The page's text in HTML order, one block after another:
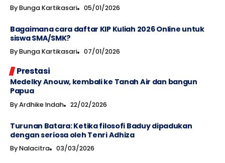
ByBunga Kartikasari 05/01/2026
Bagaimana cara daftar KIP Kuliah 2026 Online untuk
siswa SMA/SMK?
ByBunga Kartikasari 07/01/2026
Prestasi
Medelky Anouw, kembali ke Tanah Air dan bangun
Papua
ByArdhike Indah 22/02/2026
Turunan Batara: Ketika filosofi Baduy dipadukan
dengan seriosa oleh Tenri Adhiza
ByNalacitra 03/03/2026